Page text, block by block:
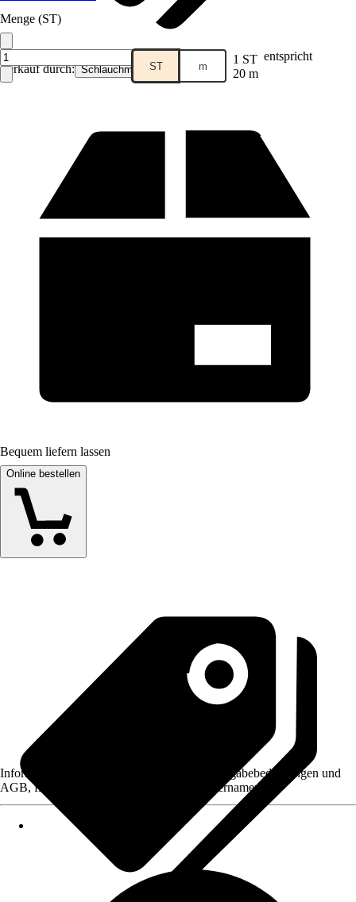
Verkauf durch: Schlauchmeister24
Menge (ST)
ST m 1 ST entspricht
20 m
Bequem liefern lassen
Online bestellen
Informationen des Verkäufers, wie z. B. Rückgabebedingungen und
AGB, finden Sie bei Klick auf den Verkäufernamen.